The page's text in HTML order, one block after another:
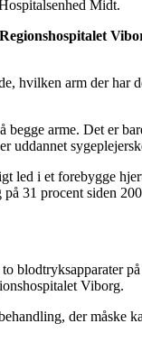
Midt.
hvilken arm der har
arme. Det er
led i et forebygge
31 procent siden
Viborg.
der måske